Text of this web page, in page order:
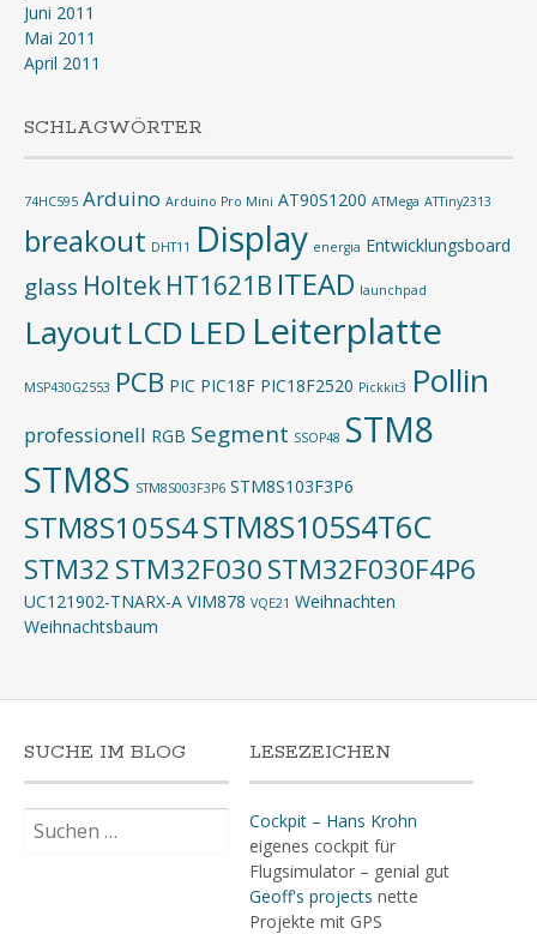
Juni 2011
Mai 2011
April 2011
SCHLAGWÖRTER
74HC595 Arduino Arduino Pro Mini AT90S1200 ATMega ATTiny2313
breakout DHT11 Display energia Entwicklungsboard
glass Holtek HT1621B ITEAD launchpad
Layout LCD LED Leiterplatte
MSP430G2553 PCB PIC PIC18F PIC18F2520 Pickkit3 Pollin
professionell RGB Segment SSOP48 STM8
STM8S STM8S003F3P6 STM8S103F3P6
STM8S105S4STM8S105S4T6C
STM32 STM32F030STM32F030F4P6
UC121902-TNARX-A VIM878 VQE21 Weihnachten
Weihnachtsbaum
SUCHE IM BLOG
nach:
LESEZEICHEN
Cockpit – Hans Krohn
eigenes cockpit für
Flugsimulator – genial gut
Geoff's projects nette
Projekte mit GPS